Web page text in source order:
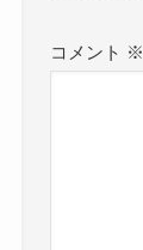
コメント ※